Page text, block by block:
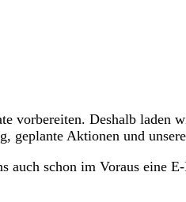
vorbereiten. Deshalb laden
geplante Aktionen und
schon im Voraus eine